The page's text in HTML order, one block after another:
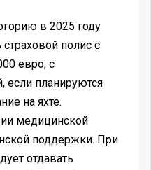
в 2025 году
полис с
евро, с
если планируются
на яхте.
медицинской
поддержки. При
отдавать